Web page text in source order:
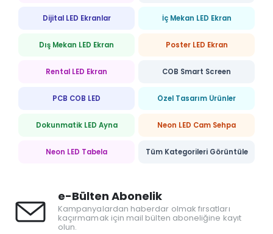
Dijital LED Ekranlar İç Mekan LED Ekran
Dış Mekan LED Ekran Poster LED Ekran
Rental LED Ekran COB Smart Screen
PCB COB LED Özel Tasarım Ürünler
Dokunmatik LED Ayna Neon LED Cam Sehpa
Neon LED Tabela Tüm Kategorileri Görüntüle
e-Bülten Abonelik
Kampanyalardan haberdar olmak fırsatları
kaçırmamak için mail bülten aboneliğine kayıt
olun.